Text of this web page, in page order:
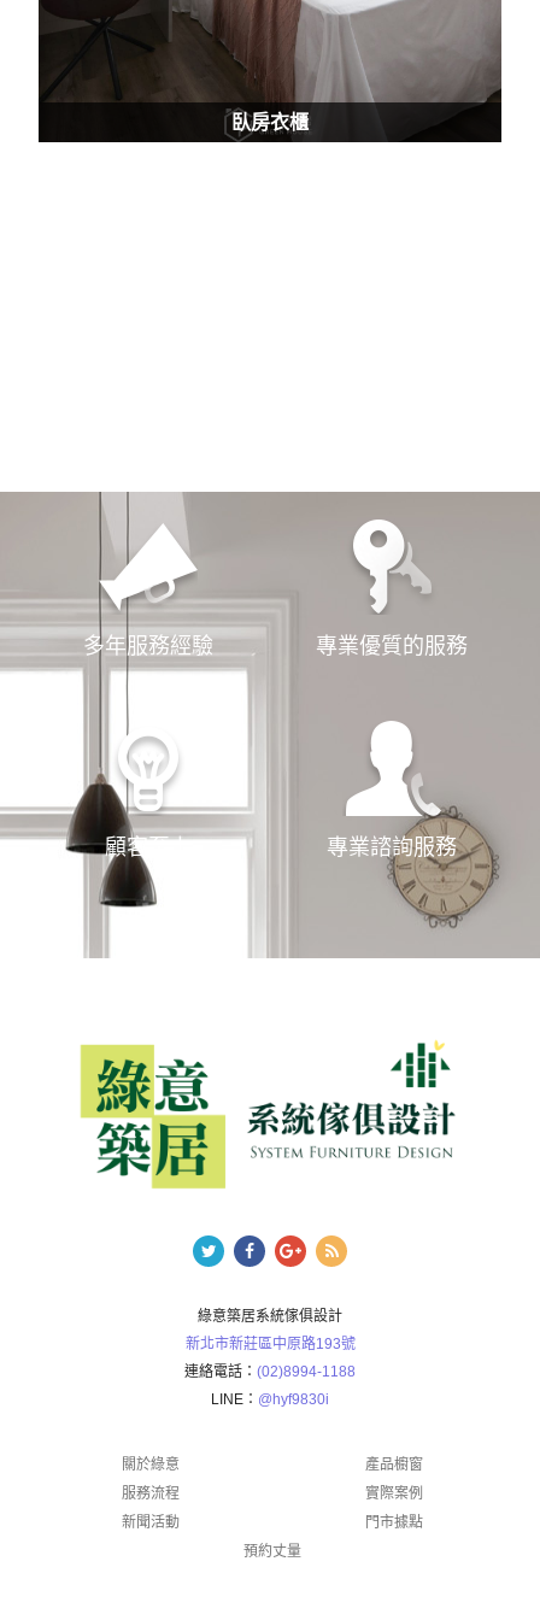
臥房衣櫃
多年服務經驗 專業優質的服務
顧客至上 專業諮詢服務
綠意築居系統傢俱設計
新北市新莊區中原路193號
連絡電話： (02)8994-1188
LINE： @hyf9830i
關於綠意
產品櫥窗
服務流程
實際案例
新聞活動
門市據點
預約丈量